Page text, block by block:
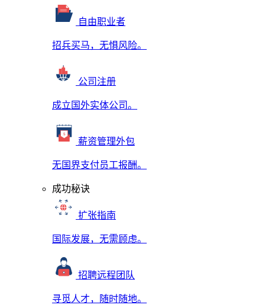
自由职业者
招兵买马，无惧风险。
公司注册
成立国外实体公司。
薪资管理外包
无国界支付员工报酬。
成功秘诀
扩张指南
国际发展，无需顾虑。
招聘远程团队
寻觅人才，随时随地。